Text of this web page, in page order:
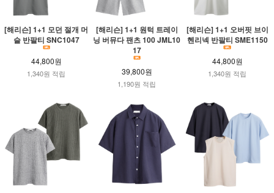
[해리슨] 1+1 모던 절개 머
슬 반팔티 SNC1047
44,800원
1,340원 적립
[해리슨] 1+1 원턱 트레이
닝 버뮤다 팬츠 100 JML10
17
39,800원
1,190원 적립
[해리슨] 1+1 오버핏 브이
헨리넥 반팔티 SME1150
44,800원
1,340원 적립